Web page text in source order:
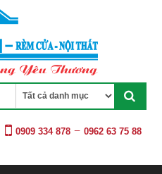
0909 334 878 0962 63 75 88